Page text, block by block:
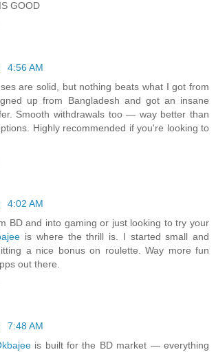
GOOD
4:56 AM
are solid, but nothing beats what I got from
up from Bangladesh and got an insane
Smooth withdrawals too — way better than
Highly recommended if you're looking to
4:02 AM
BD and into gaming or just looking to try your
is where the thrill is. I started small and
a nice bonus on roulette. Way more fun
out there.
7:48 AM
is built for the BD market — everything